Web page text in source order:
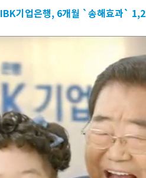
IBK기업은행, 6개월 `송해효과`